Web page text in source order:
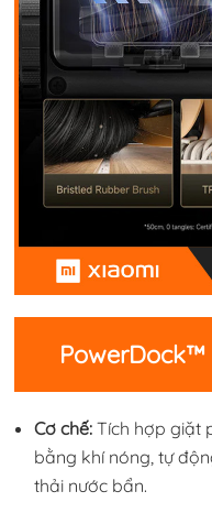
PowerDock™
Cơ chế: Tích hợp giặt
bằng khí nóng, tự
thải nước bẩn.